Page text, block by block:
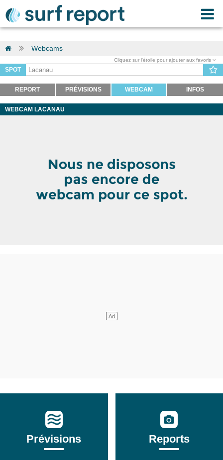
Webcams
Cliquez sur l'étoile pour ajouter aux favoris
SPOT
REPORT PRÉVISIONS WEBCAM INFOS
WEBCAM LACANAU
Prévisions Reports